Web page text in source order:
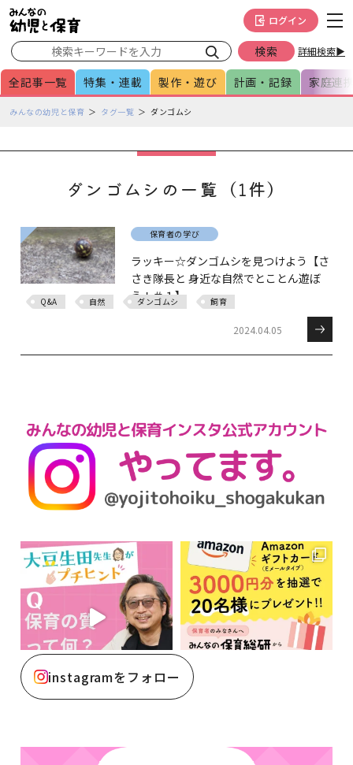
詳細検索▶
ログイン
全記事一覧 特集・連載 製作・遊び 計画・記録 家庭連
ペみんなの幼児と保育 タグ一覧 ダンゴムシ
ダンゴムシの一覧（1件）
保育者の学び
ラッキー☆ダンゴムシを見つけよう【さ
さき隊長と 身近な自然でとことん遊ぼ
う！＃１】
Q&A 自然 ダンゴムシ 飼育
2024.04.05
instagramをフォロー